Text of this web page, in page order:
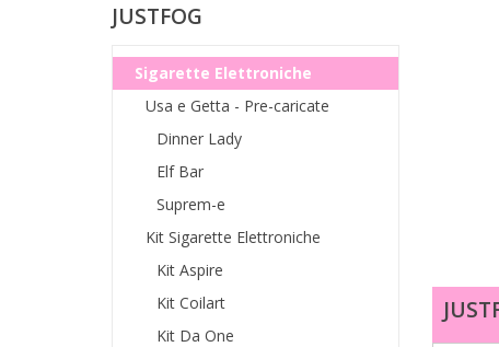
JUSTFOG
Sigarette Elettroniche
Usa e Getta - Pre-caricate
Dinner Lady
Elf Bar
Suprem-e
Kit Sigarette Elettroniche
Kit Aspire
Kit Coilart
Kit Da One